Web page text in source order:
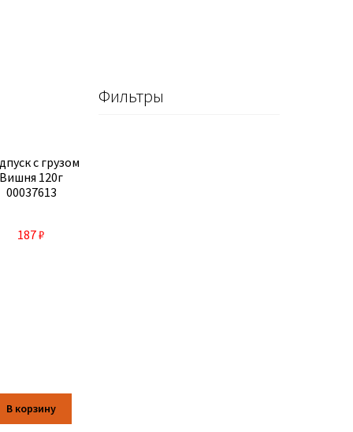
Фильтры
с грузом
Вишня 120г
00037613
187₽
В корзину